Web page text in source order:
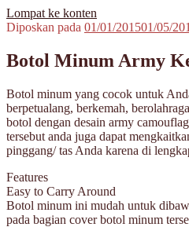
Lompat ke konten
Cangklong Kaca Pyrex
Cangklong Kaca Pyrex Terpopuler
Asia | melayani Grosir Dan Eceran |
| jual bong online | jual bong
kaca murah | jual kaca pyrex | beli
kaca pyrex | cangklong | cangklong
cangklong online | cangklong kaca |
| pipes | pyrex glass | kaca pyrex |
timbangan digital | timbangan emas |
Diposkan pada 01/01/201501/05/
Botol Minum Army
Botol minum yang cocok untuk
berpetualang, berkemah,
botol dengan desain army
tersebut anda juga dapat
pinggang/ tas Anda karena di
Features
Easy to Carry Around
Botol minum ini mudah untuk
pada bagian cover botol minum